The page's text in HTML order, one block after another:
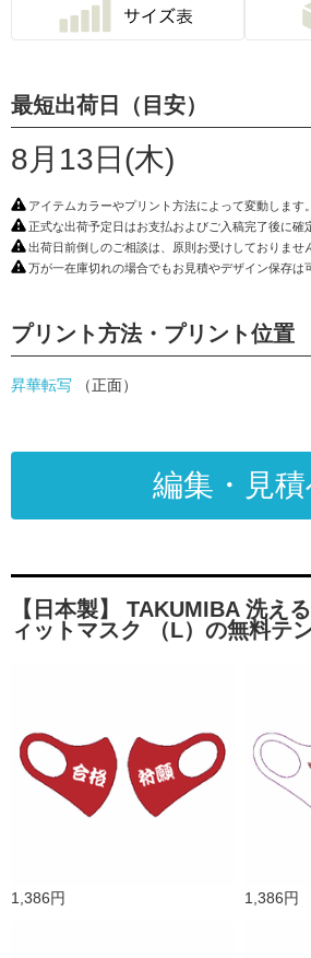
最短出荷日（目安）
8月13日(木)
アイテムカラーやプリント方法によって変動します。
正式な出荷予定日はお支払およびご入稿完了後に確
出荷日前倒しのご相談は、原則お受けしておりませ
万が一在庫切れの場合でもお見積やデザイン保存は
プリント方法・プリント位置
昇華転写 （正面）
編集・見
【日本製】 TAKUMIBA 洗え
ィットマスク （L）の無料テ
1,386円 1,386円